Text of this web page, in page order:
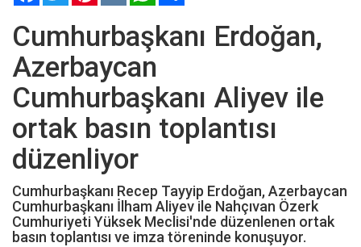
Cumhurbaşkanı Erdoğan,
Azerbaycan
Cumhurbaşkanı Aliyev ile
ortak basın toplantısı
düzenliyor
Cumhurbaşkanı Recep Tayyip Erdoğan, Azerbaycan
Cumhurbaşkanı İlham Aliyev ile Nahçıvan Özerk
Cumhuriyeti Yüksek Meclisi'nde düzenlenen ortak
basın toplantısı ve imza töreninde konuşuyor.